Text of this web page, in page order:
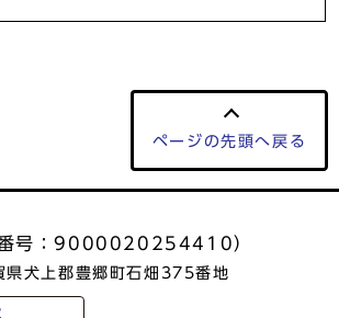
ページの先頭へ戻る
番号：9000020254410）
犬上郡豊郷町石畑375番地